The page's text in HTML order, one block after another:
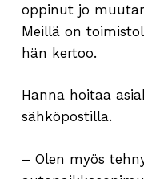
oppinut jo
Meillä on
hän kertoo.
Hanna hoitaa
sähköpostilla.
– Olen myös